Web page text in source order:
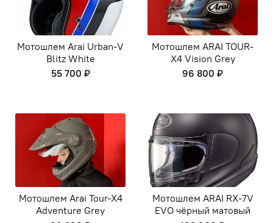
Мотошлем Arai Urban-V
Blitz White
55 700 ₽
Мотошлем ARAI TOUR-
X4 Vision Grey
96 800 ₽
Мотошлем Arai Tour-X4
Adventure Grey
Мотошлем ARAI RX-7V
EVO чёрный матовый